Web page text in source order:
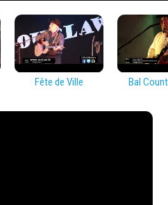
Fête de Ville Bal